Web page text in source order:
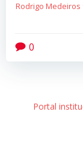
Rodrigo
0
Portal